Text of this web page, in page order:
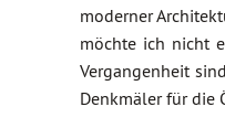
moderner
möchte ich nicht
Vergangenheit
Denkmäler für die